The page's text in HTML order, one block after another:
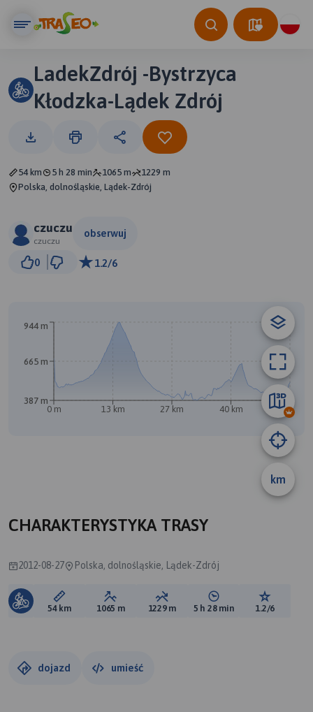
LadekZdrój -Bystrzyca
Kłodzka-Lądek Zdrój
54 km 5 h 28 min 1065 m
1229 m
Polska, dolnośląskie, Lądek-Zdrój
czuczu
czuczu
obserwuj
0 1.2/6
B
A
km
0 m 13 km 27 km 40 km 54 km
387 m
665 m
944 m
CHARAKTERYSTYKA TRASY
2012-08-27 Polska, dolnośląskie, Lądek-Zdrój
Długość trasy:
54 km Suma przewyższeń:
1065 m Suma spadków:
1229 m Średni czas potrzebny
5 h 28 min Ocena
1.2/6
dojazd umieść